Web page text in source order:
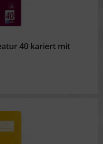
40 kariert mit